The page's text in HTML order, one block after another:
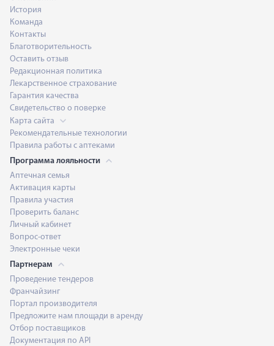
История
Команда
Контакты
Благотворительность
Оставить отзыв
Редакционная политика
Лекарственное страхование
Гарантия качества
Свидетельство о поверке
Карта сайта
Рекомендательные технологии
Правила работы с аптеками
Программа лояльности
Аптечная семья
Активация карты
Правила участия
Проверить баланс
Личный кабинет
Вопрос-ответ
Электронные чеки
Партнерам
Проведение тендеров
Франчайзинг
Портал производителя
Предложите нам площади в аренду
Отбор поставщиков
Документация по API